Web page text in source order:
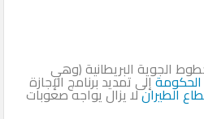
الجوية البريطانية (وهي
الحكومةإلى تمديد برنامج الإجازة
الطيرانلا يزال يواجه صعوبات